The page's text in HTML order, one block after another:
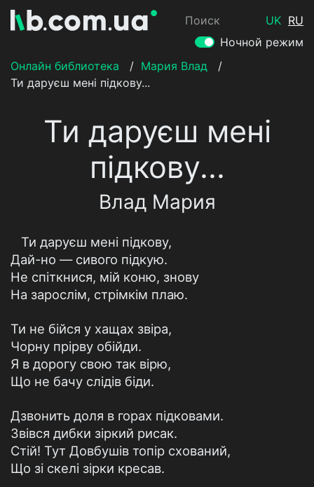
Поиск UK RU
Ночной режим
Онлайн библиотека
/ Мария Влад
/
Ти даруєш мені підкову...
Ти даруєш мені
підкову...
Влад Мария
Ти даруєш мені підкову,
Дай-но — сивого підкую.
Не спіткнися, мій коню, знову
На зарослім, стрімкім плаю.
Ти не бійся у хащах звіра,
Чорну прірву обійди.
Я в дорогу свою так вірю,
Що не бачу слідів біди.
Дзвонить доля в горах підковами.
Звівся дибки зіркий рисак.
Стій! Тут Довбушів топір схований,
Що зі скелі зірки кресав.